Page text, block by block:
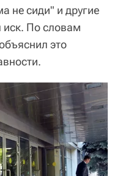
не сиди" и другие
иск. По словам
это